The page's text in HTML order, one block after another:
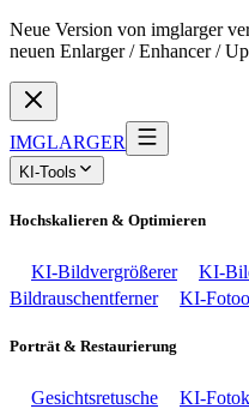
Neue Version von imglarger
neuen Enlarger / Enhancer /
IMGLARGER
KI-Tools
Hochskalieren & Optimieren
KI-Bildvergrößerer KI-
Bildrauschentferner
KI-
Porträt & Restaurierung
Gesichtsretusche KI-